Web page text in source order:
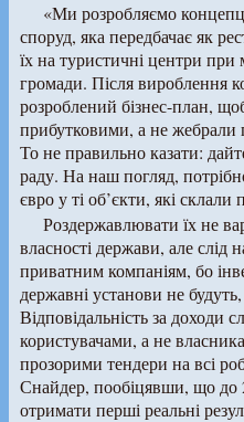
«Ми розробляємо
споруд, яка передбачає як
їх на туристичні центри при
громади. Після вироблення
розроблений бізнес-план,
прибутковими, а не жебрали
То не правильно казати:
раду. На наш погляд,
євро у ті об’єкти, які склали
Роздержавлювати їх не
власності держави, але слід
приватним компаніям, бо
державні установи не
Відповідальність за доходи
користувачами, а не
прозорими тендери на всі
Снайдер, пообіцявши, що до
отримати перші реальні